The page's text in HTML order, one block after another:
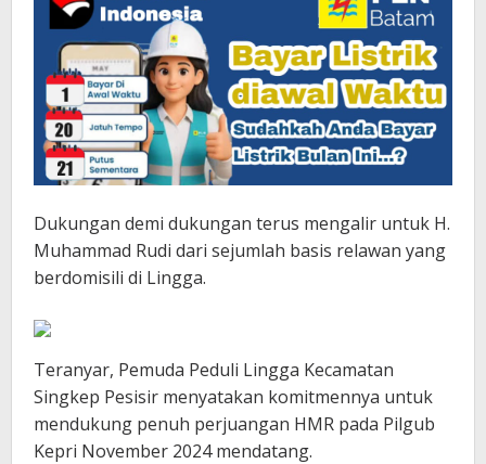
Dukungan demi dukungan terus mengalir untuk H.
Muhammad Rudi dari sejumlah basis relawan yang
berdomisili di Lingga.
Teranyar, Pemuda Peduli Lingga Kecamatan
Singkep Pesisir menyatakan komitmennya untuk
mendukung penuh perjuangan HMR pada Pilgub
Kepri November 2024 mendatang.